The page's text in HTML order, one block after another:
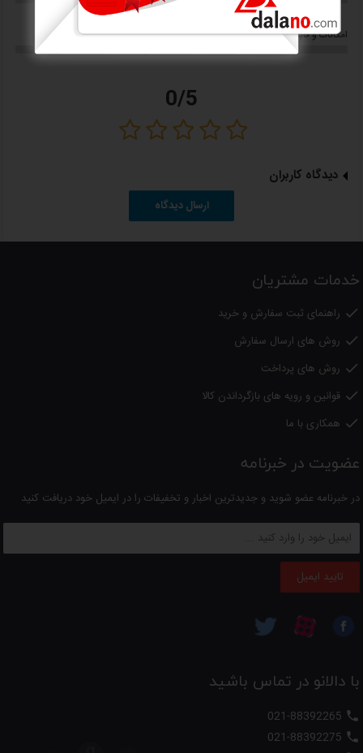
جنس مخزن تفاله: پلاستیکی
جنس تیغه (صافی): استیل ضدزنگ
18 ماه گارانتی
با ضمانت نامه شرکت جام سرویس
لطفاتوجه داشته باشید
کلیه کالاهای عرضه شده در دالانو اصل بوده و دارای گارانتی از شرکتهای
معتبر می باشد.
امکانات و قابلیت ها0/5 کاربری0/5
0/5
دیدگاه کاربران
ارسال دیدگاه
خدمات مشتریان
 راهنمای ثبت سفارش و خرید
 روش های ارسال سفارش
 روش های پرداخت
 قوانین و رویه های بازگرداندن کالا
 همکاری با ما
عضویت در خبرنامه
در خبرنامه عضو شوید و جدیدترین اخبار و تخفیفات را در ایمیل خود دریافت کنید
تایید ایمیل
با دالانو در تماس باشید

